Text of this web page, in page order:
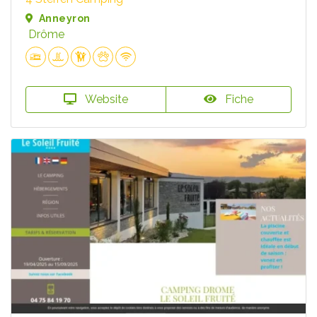
Anneyron
Drôme
Website Fiche